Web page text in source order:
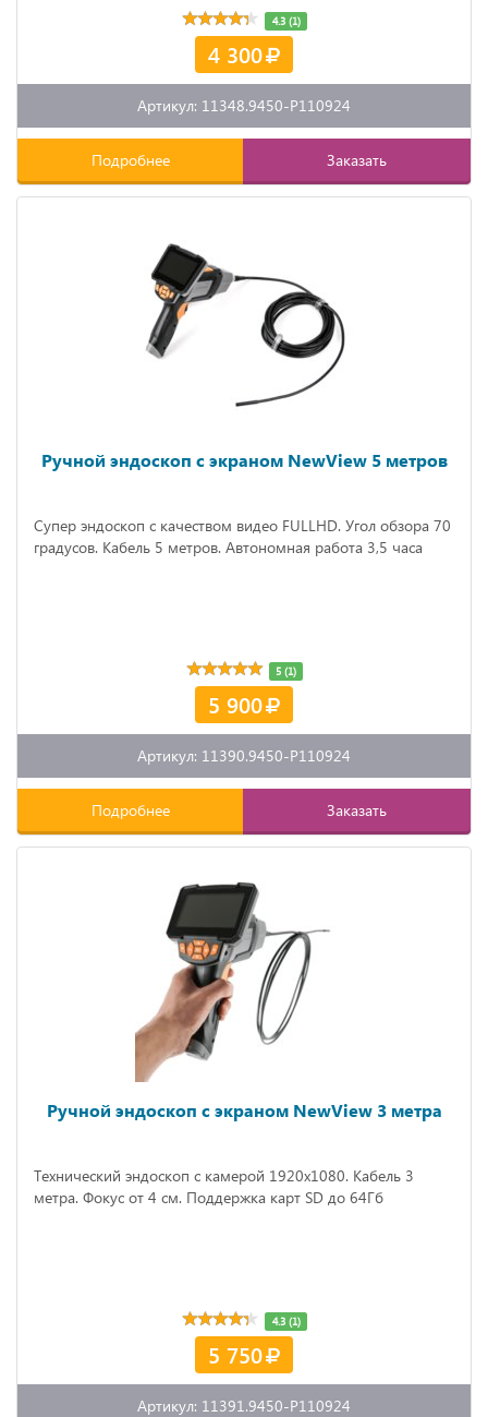
4.3 (1)
4 300
Артикул: 11348.9450-P110924
Подробнее Заказать
Ручной эндоскоп с экраном NewView 5 метров
Супер эндоскоп с качеством видео FULLHD. Угол обзора 70
градусов. Кабель 5 метров. Автономная работа 3,5 часа
5 (1)
5 900
Артикул: 11390.9450-P110924
Подробнее Заказать
Ручной эндоскоп с экраном NewView 3 метра
Технический эндоскоп с камерой 1920x1080. Кабель 3
метра. Фокус от 4 см. Поддержка карт SD до 64Гб
4.3 (1)
5 750
Артикул: 11391.9450-P110924